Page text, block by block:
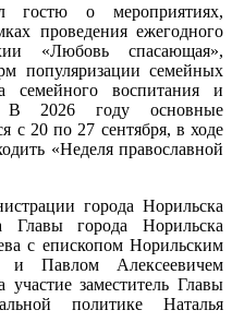
гостю о мероприятиях,
проведения ежегодного
«Любовь спасающая»,
популяризации семейных
семейного воспитания и
В 2026 году основные
с 20 по 27 сентября, в ходе
«Неделя православной
города Норильска
Главы города Норильска
с епископом Норильским
и Павлом Алексеевичем
заместитель Главы
политике Наталья